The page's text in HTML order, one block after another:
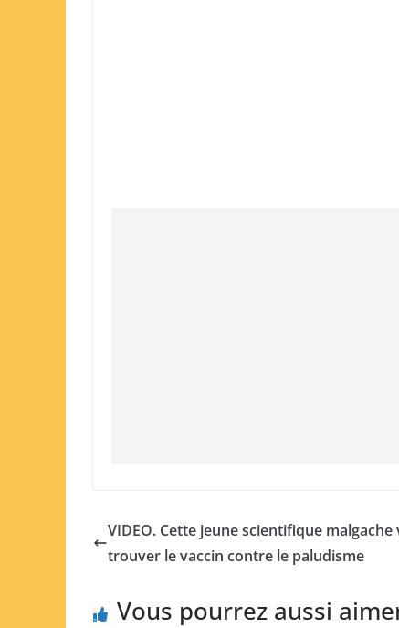
VIDEO. Cette jeune scientifique malgache
trouver le vaccin contre le paludisme
Vous pourrez aussi